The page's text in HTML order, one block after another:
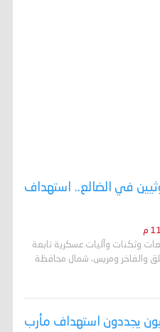
في الضالع.. استهداف
وثكنات وآليات عسكرية تابعة
والفاخر ومريس، شمال محافظة
يجددون استهداف مأرب